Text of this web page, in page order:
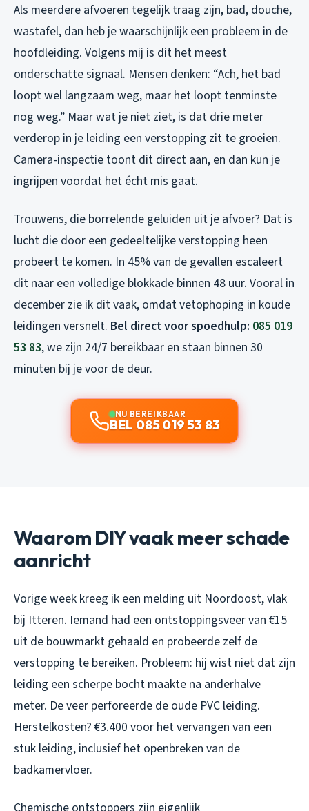
Als meerdere afvoeren tegelijk traag zijn, bad, douche,
wastafel, dan heb je waarschijnlijk een probleem in de
hoofdleiding. Volgens mij is dit het meest
onderschatte signaal. Mensen denken: “Ach, het bad
loopt wel langzaam weg, maar het loopt tenminste
nog weg.” Maar wat je niet ziet, is dat drie meter
verderop in je leiding een verstopping zit te groeien.
Camera-inspectie toont dit direct aan, en dan kun je
ingrijpen voordat het écht mis gaat.
Trouwens, die borrelende geluiden uit je afvoer? Dat is
lucht die door een gedeeltelijke verstopping heen
probeert te komen. In 45% van de gevallen escaleert
dit naar een volledige blokkade binnen 48 uur. Vooral in
december zie ik dit vaak, omdat vetophoping in koude
leidingen versnelt. Bel direct voor spoedhulp: 085 019
53 83, we zijn 24/7 bereikbaar en staan binnen 30
minuten bij je voor de deur.
NU BEREIKBAAR
BEL 085 019 53 83
Waarom DIY vaak meer schade
aanricht
Vorige week kreeg ik een melding uit Noordoost, vlak
bij Itteren. Iemand had een ontstoppingsveer van €15
uit de bouwmarkt gehaald en probeerde zelf de
verstopping te bereiken. Probleem: hij wist niet dat zijn
leiding een scherpe bocht maakte na anderhalve
meter. De veer perforeerde de oude PVC leiding.
Herstelkosten? €3.400 voor het vervangen van een
stuk leiding, inclusief het openbreken van de
badkamervloer.